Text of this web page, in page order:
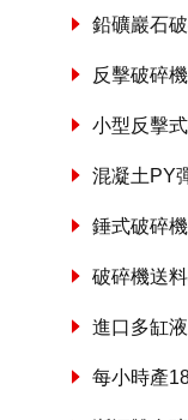
鉛礦巖石
反擊破碎
小型反擊
混凝土PY
錘式破碎
破碎機送
進口多缸
每小時產